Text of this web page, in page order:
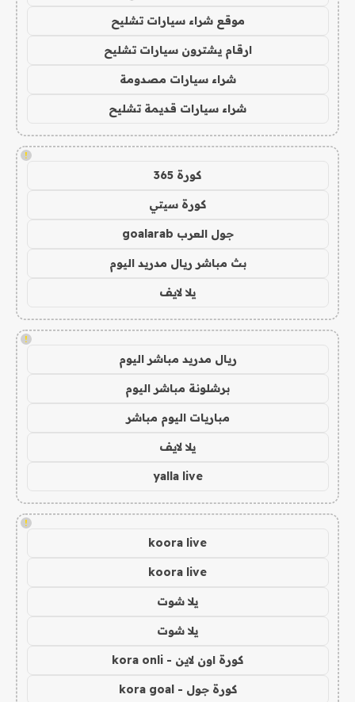
موقع شراء سيارات تشليح
ارقام يشترون سيارات تشليح
شراء سيارات مصدومة
شراء سيارات قديمة تشليح
!
كورة 365
كورة سيتي
جول العرب goalarab
بث مباشر ريال مدريد اليوم
يلا لايف
!
ريال مدريد مباشر اليوم
برشلونة مباشر اليوم
مباريات اليوم مباشر
يلا لايف
yalla live
!
koora live
koora live
يلا شوت
يلا شوت
كورة اون لاين - kora onli
كورة جول - kora goal